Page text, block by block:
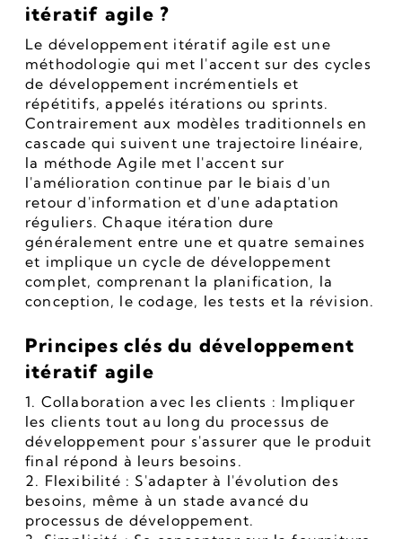
itératif agile ?
Le développement itératif agile est une
méthodologie qui met l'accent sur des cycles
de développement incrémentiels et
répétitifs, appelés itérations ou sprints.
Contrairement aux modèles traditionnels en
cascade qui suivent une trajectoire linéaire,
la méthode Agile met l'accent sur
l'amélioration continue par le biais d'un
retour d'information et d'une adaptation
réguliers. Chaque itération dure
généralement entre une et quatre semaines
et implique un cycle de développement
complet, comprenant la planification, la
conception, le codage, les tests et la révision.
Principes clés du développement
itératif agile
1. Collaboration avec les clients : Impliquer
les clients tout au long du processus de
développement pour s'assurer que le produit
final répond à leurs besoins.
2. Flexibilité : S'adapter à l'évolution des
besoins, même à un stade avancé du
processus de développement.